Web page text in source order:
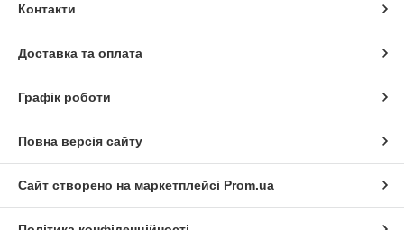
Контакти
Доставка та оплата
Графік роботи
Повна версія сайту
Сайт створено на маркетплейсі Prom.ua